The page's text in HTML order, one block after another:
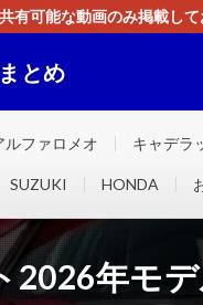
有可能な動画のみ掲載
とめ
ルファロメオ キャデラ
SUZUKI HONDA
2026年モ